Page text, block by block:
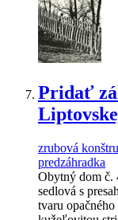
Pridať
zrubová
predzáhradka
Obytný dom č.
sedlová s
tvaru